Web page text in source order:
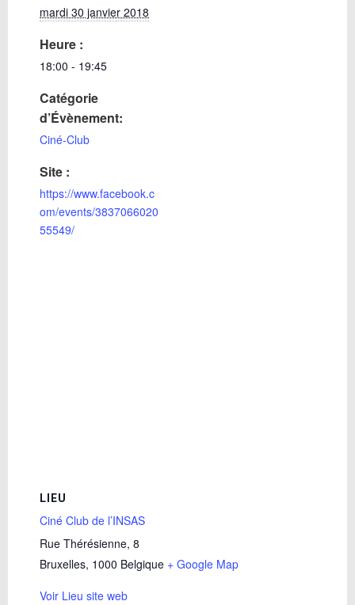
mardi 30 janvier 2018
Heure :
18:00 - 19:45
Catégorie
d’Évènement:
Ciné-Club
Site :
https://www.facebook.c
om/events/3837066020
55549/
LIEU
Ciné Club de l’INSAS
Rue Thérésienne, 8
Bruxelles, 1000 Belgique + Google Map
Voir Lieu site web